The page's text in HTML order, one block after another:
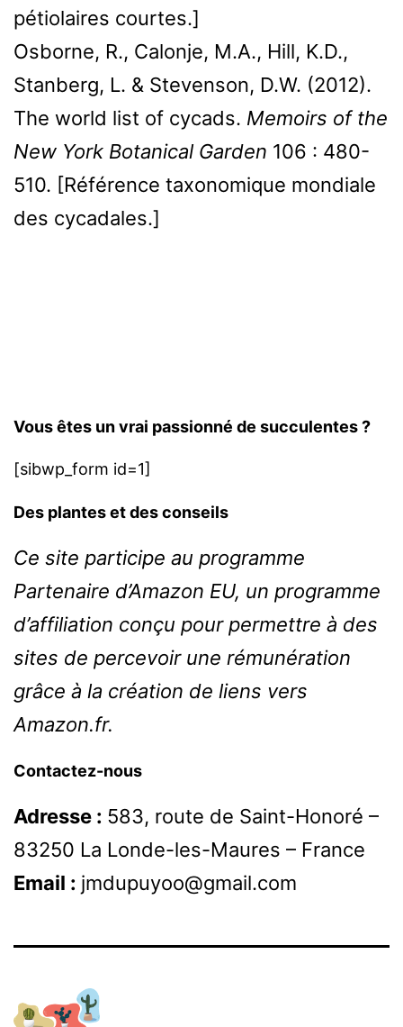
pétiolaires courtes.]
Osborne, R., Calonje, M.A., Hill, K.D.,
Stanberg, L. & Stevenson, D.W. (2012).
The world list of cycads. Memoirs of the
New York Botanical Garden 106 : 480-
510. [Référence taxonomique mondiale
des cycadales.]
Vous êtes un vrai passionné de succulentes ?
[sibwp_form id=1]
Des plantes et des conseils
Ce site participe au programme
Partenaire d’Amazon EU, un programme
d’affiliation conçu pour permettre à des
sites de percevoir une rémunération
grâce à la création de liens vers
Amazon.fr.
Contactez-nous
Adresse : 583, route de Saint-Honoré –
83250 La Londe-les-Maures – France
Email : jmdupuyoo@gmail.com